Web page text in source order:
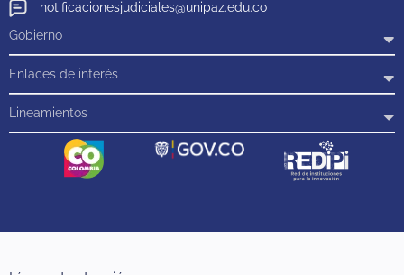
notificacionesjudiciales@unipaz.edu.co
Gobierno
Enlaces de interés
Lineamientos